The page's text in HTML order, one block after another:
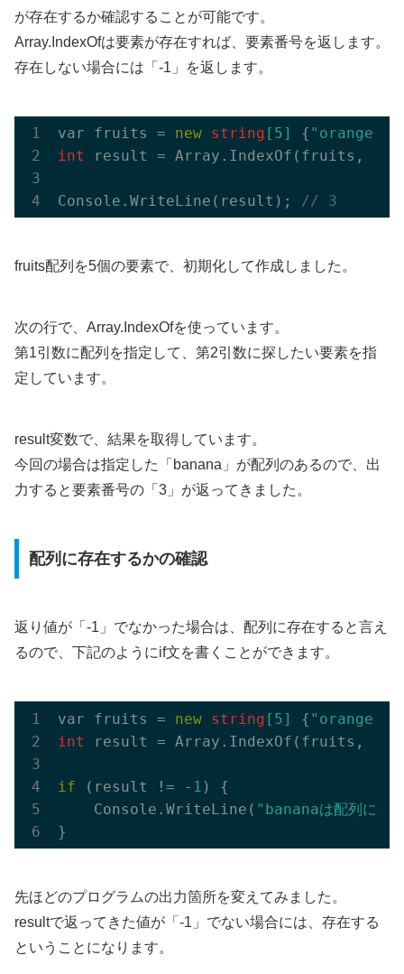
が存在するか確認することが可能です。
Array.IndexOfは要素が存在すれば、要素番号を返します。
存在しない場合には「-1」を返します。
var fruits = new string [ 5] { "orange"
int
result = Array. IndexOf( fruits ,
Console. WriteLine( result ) ; // 3
fruits配列を5個の要素で、初期化して作成しました。
次の行で、Array.IndexOfを使っています。
第1引数に配列を指定して、第2引数に探したい要素を指
定しています。
result変数で、結果を取得しています。
今回の場合は指定した「banana」が配列のあるので、出
力すると要素番号の「3」が返ってきました。
配列に存在するかの確認
返り値が「-1」でなかった場合は、配列に存在すると言え
るので、下記のようにif文を書くことができます。
var fruits = new string [ 5] { "orange"
int
result = Array. IndexOf( fruits ,
if (result != - 1 ) {
    Console.
WriteLine( "bananaは配列に存
先ほどのプログラムの出力箇所を変えてみました。
resultで返ってきた値が「-1」でない場合には、存在する
ということになります。